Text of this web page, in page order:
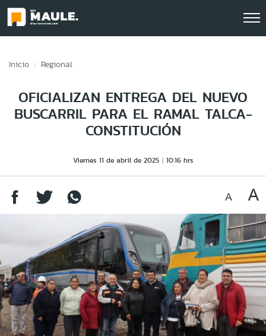
Inicio Regional
OFICIALIZAN ENTREGA DEL NUEVO
BUSCARRIL PARA EL RAMAL TALCA-
CONSTITUCIÓN
Viernes 11 de abril de 2025 10:16 hrs